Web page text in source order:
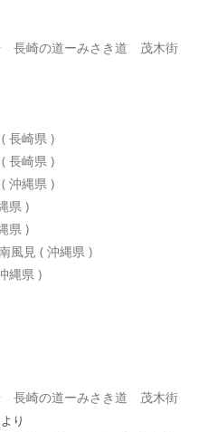
長崎の道ーみさき道 茂木街
長崎県 )
長崎県 )
縄県 )
県 )
県 )
見 ( 沖縄県 )
県 )
長崎の道ーみさき道 茂木街
より